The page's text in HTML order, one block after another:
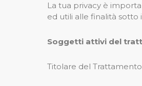
La tua privacy è
ed utili alle finalità sotto
Soggetti attivi del
Titolare del